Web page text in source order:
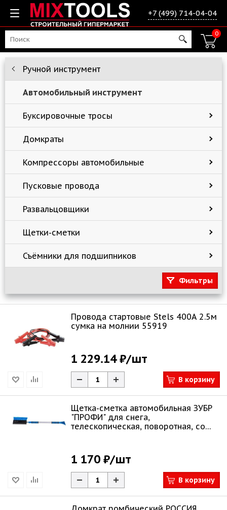
+7 (499) 714-04-04
0
Ручной инструмент
Автомобильный инструмент
Буксировочные тросы
Домкраты
Компрессоры автомобильные
Пусковые провода
Развальцовщики
Щетки-сметки
Съёмники для подшипников
Фильтры
Провода стартовые Stels 400А 2.5м
сумка на молнии 55919
1 229.14 ₽/шт
В корзину
Щетка-сметка автомобильная ЗУБР
"ПРОФИ" для снега,
телескопическая, поворотная, со
1 170 ₽/шт
В корзину